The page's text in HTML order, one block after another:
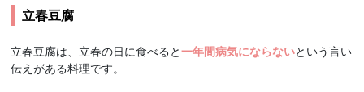
立春豆腐
立春豆腐は、立春の日に食べると一年間病気にならないという言い
伝えがある料理です。